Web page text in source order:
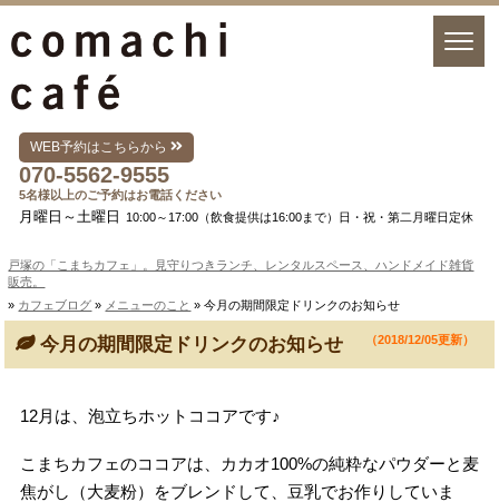
WEB予約はこちらから
070-5562-9555
5名様以上のご予約はお電話ください
月曜日～土曜日 10:00～17:00（飲食提供は16:00まで）日・祝・第二月曜日定休
戸塚の「こまちカフェ」。見守りつきランチ、レンタルスペース、ハンドメイド雑貨
販売。
» カフェブログ » メニューのこと » 今月の期間限定ドリンクのお知らせ
今月の期間限定ドリンクのお知らせ （2018/12/05更新）
12月は、泡立ちホットココアです♪
こまちカフェのココアは、カカオ100%の純粋なパウダーと麦
焦がし（大麦粉）をブレンドして、豆乳でお作りしていま